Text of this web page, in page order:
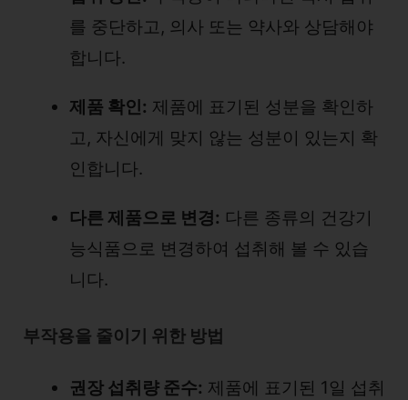
를 중단하고, 의사 또는 약사와 상담해야
합니다.
제품 확인: 제품에 표기된 성분을 확인하
고, 자신에게 맞지 않는 성분이 있는지 확
인합니다.
다른 제품으로 변경: 다른 종류의 건강기
능식품으로 변경하여 섭취해 볼 수 있습
니다.
부작용을 줄이기 위한 방법
권장 섭취량 준수: 제품에 표기된 1일 섭취